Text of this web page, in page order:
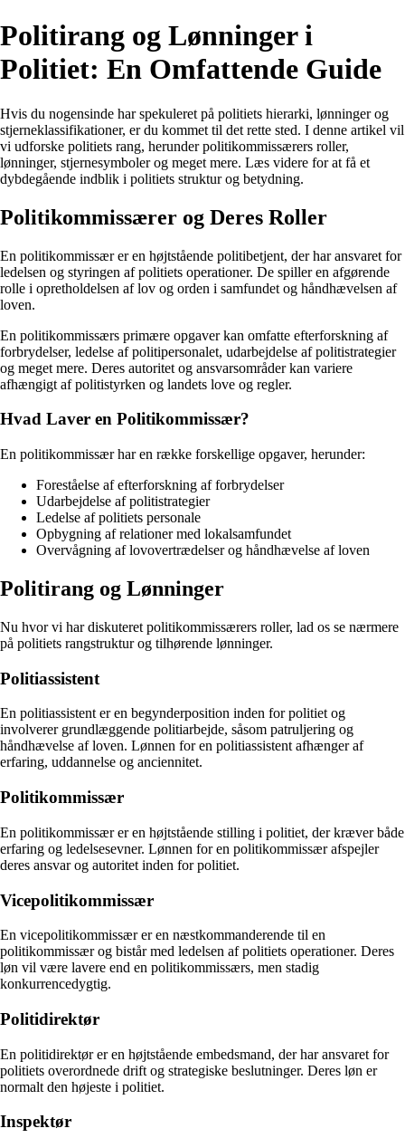
Politirang og Lønninger i
Politiet: En Omfattende Guide
Hvis du nogensinde har spekuleret på politiets hierarki, lønninger og
stjerneklassifikationer, er du kommet til det rette sted. I denne artikel vil
vi udforske politiets rang, herunder politikommissærers roller,
lønninger, stjernesymboler og meget mere. Læs videre for at få et
dybdegående indblik i politiets struktur og betydning.
Politikommissærer og Deres Roller
En politikommissær er en højtstående politibetjent, der har ansvaret for
ledelsen og styringen af politiets operationer. De spiller en afgørende
rolle i opretholdelsen af lov og orden i samfundet og håndhævelsen af
loven.
En politikommissærs primære opgaver kan omfatte efterforskning af
forbrydelser, ledelse af politipersonalet, udarbejdelse af politistrategier
og meget mere. Deres autoritet og ansvarsområder kan variere
afhængigt af politistyrken og landets love og regler.
Hvad Laver en Politikommissær?
En politikommissær har en række forskellige opgaver, herunder:
Foreståelse af efterforskning af forbrydelser
Udarbejdelse af politistrategier
Ledelse af politiets personale
Opbygning af relationer med lokalsamfundet
Overvågning af lovovertrædelser og håndhævelse af loven
Politirang og Lønninger
Nu hvor vi har diskuteret politikommissærers roller, lad os se nærmere
på politiets rangstruktur og tilhørende lønninger.
Politiassistent
En politiassistent er en begynderposition inden for politiet og
involverer grundlæggende politiarbejde, såsom patruljering og
håndhævelse af loven. Lønnen for en politiassistent afhænger af
erfaring, uddannelse og anciennitet.
Politikommissær
En politikommissær er en højtstående stilling i politiet, der kræver både
erfaring og ledelsesevner. Lønnen for en politikommissær afspejler
deres ansvar og autoritet inden for politiet.
Vicepolitikommissær
En vicepolitikommissær er en næstkommanderende til en
politikommissær og bistår med ledelsen af politiets operationer. Deres
løn vil være lavere end en politikommissærs, men stadig
konkurrencedygtig.
Politidirektør
En politidirektør er en højtstående embedsmand, der har ansvaret for
politiets overordnede drift og strategiske beslutninger. Deres løn er
normalt den højeste i politiet.
Inspektør